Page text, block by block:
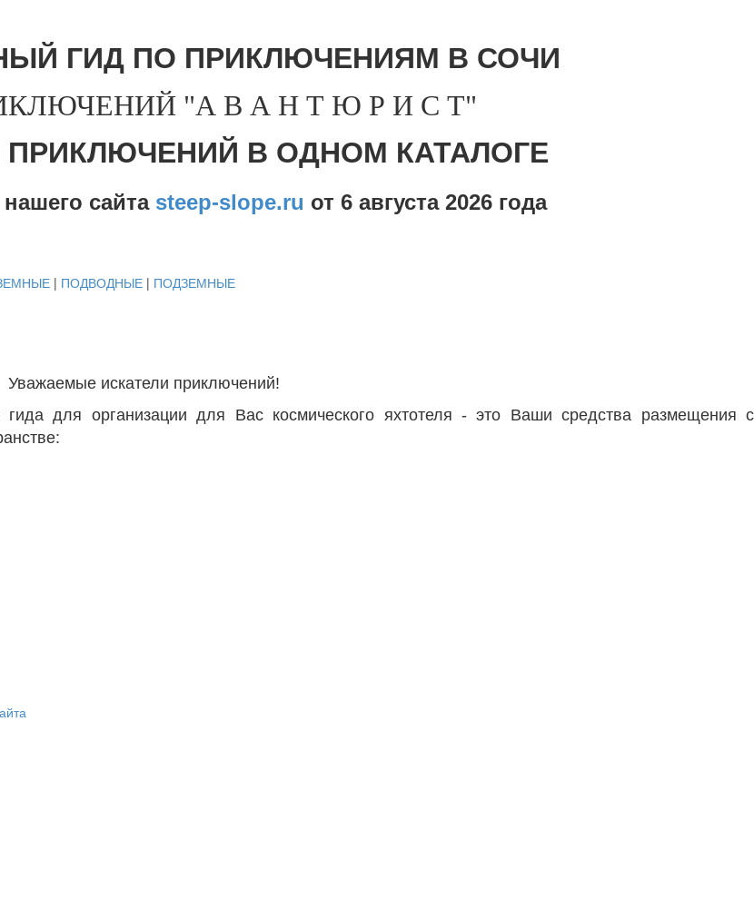
ГИД ПО ПРИКЛЮЧЕНИЯМ В СОЧИ
"А В А Н Т Ю Р И С Т"
В ОДНОМ КАТАЛОГЕ
сайта steep-slope.ru от 6 августа 2026 года
| ПОДВОДНЫЕ | ПОДЗЕМНЫЕ
Уважаемые искатели приключений!
для организации для Вас космического яхтотеля - это Ваши средства размещения с